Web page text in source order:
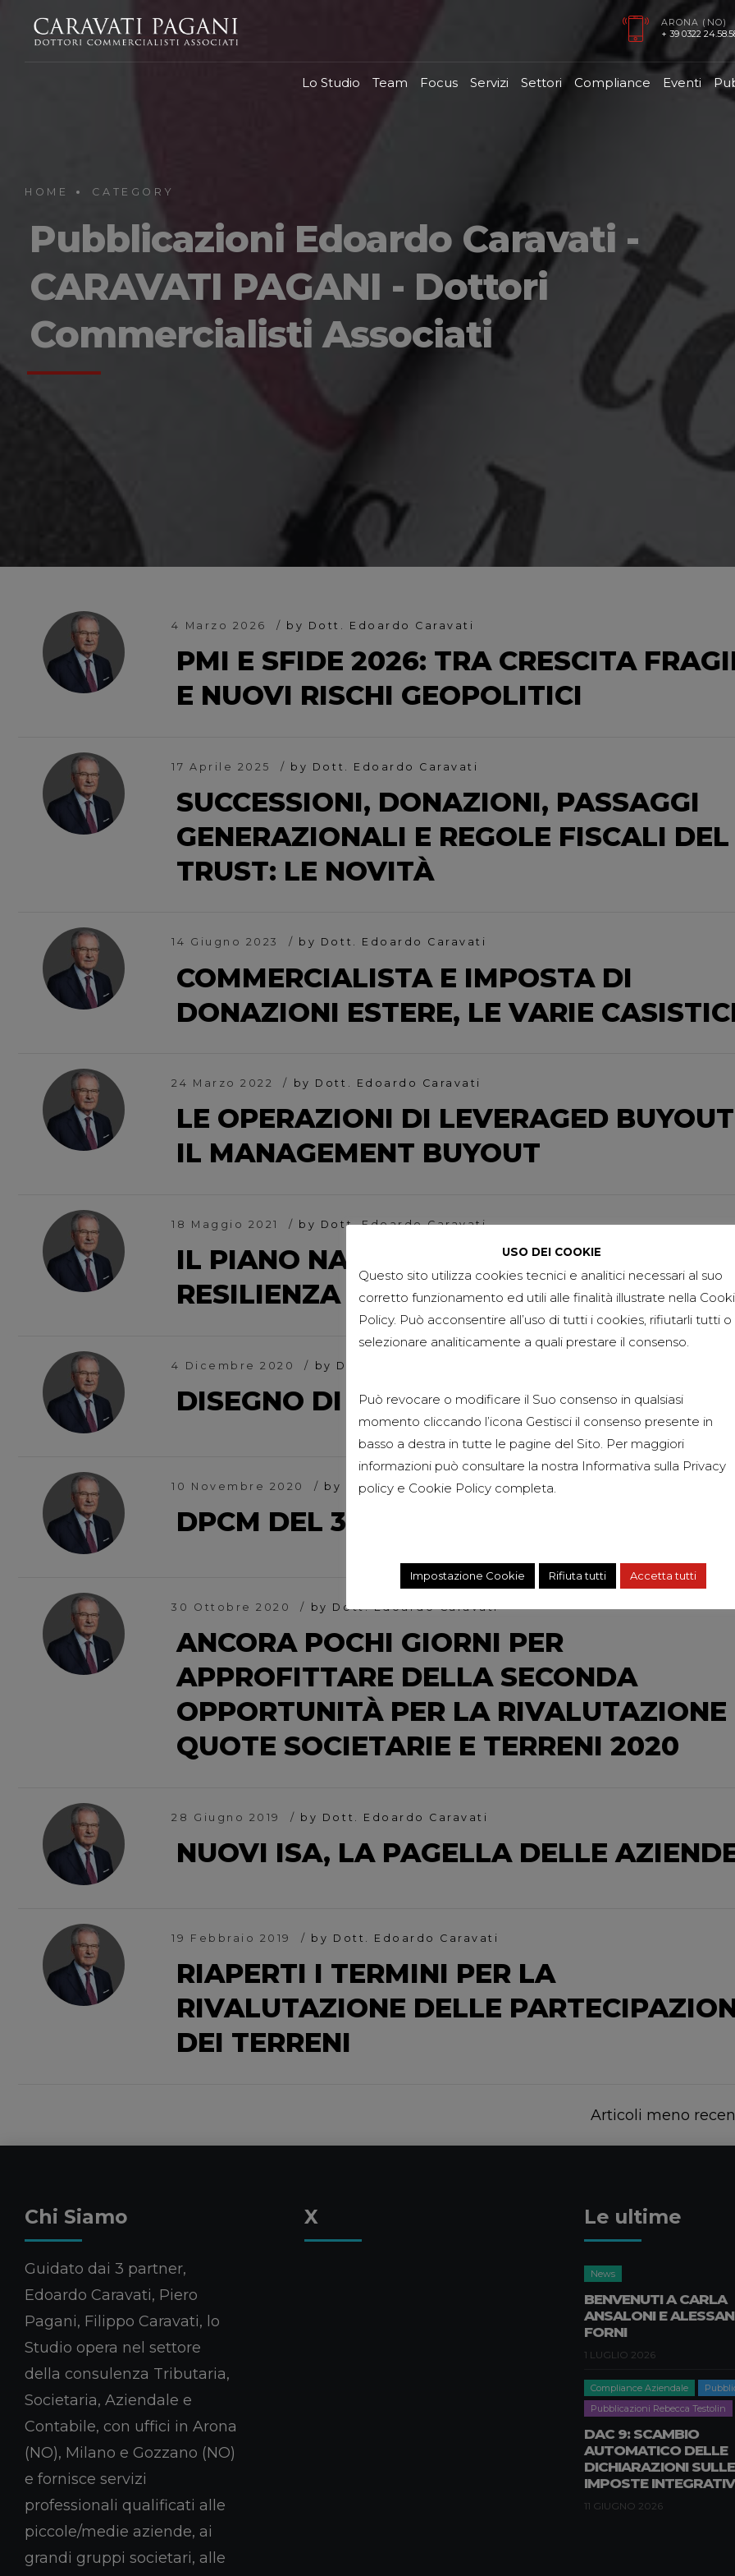
ARONA (NO)
+ 39 0322
Lo Studio Team Focus Servizi Settori Compliance Eventi
HOME CATEGORY
Pubblicazioni Edoardo Caravati -
CARAVATI PAGANI - Dottori
Commercialisti Associati
4 Marzo 2026 by Dott. Edoardo Caravati
PMI E SFIDE 2026: TRA CRESCITA
E NUOVI RISCHI GEOPOLITICI
17 Aprile 2025 by Dott. Edoardo Caravati
SUCCESSIONI, DONAZIONI, PASSAGGI
GENERAZIONALI E REGOLE FISCALI DEL
TRUST: LE NOVITÀ
14 Giugno 2023 by Dott. Edoardo Caravati
COMMERCIALISTA E IMPOSTA DI
DONAZIONI ESTERE, LE VARIE
24 Marzo 2022 by Dott. Edoardo Caravati
LE OPERAZIONI DI LEVERAGED
IL MANAGEMENT BUYOUT
18 Maggio 2021 by Dott. Edoardo Caravati
IL PIANO NAZIONALE DI RIPRESA E
RESILIENZA
4 Dicembre 2020 by Dott. Edoardo Caravati
DISEGNO DI LEGGE DI BILANCIO 2021
10 Novembre 2020 by Dott. Edoardo Caravati
DPCM DEL 3 NOVEMBRE 2020 – COVID19
30 Ottobre 2020 by Dott. Edoardo Caravati
ANCORA POCHI GIORNI PER
APPROFITTARE DELLA SECONDA
OPPORTUNITÀ PER LA RIVALUTAZIONE
QUOTE SOCIETARIE E TERRENI 2020
28 Giugno 2019 by Dott. Edoardo Caravati
NUOVI ISA, LA PAGELLA DELLE
19 Febbraio 2019 by Dott. Edoardo Caravati
RIAPERTI I TERMINI PER LA
RIVALUTAZIONE DELLE
DEI TERRENI
Articoli meno
Chi Siamo
Guidato dai 3 partner,
Edoardo Caravati, Piero
Pagani, Filippo Caravati, lo
Studio opera nel settore
della consulenza Tributaria,
Societaria, Aziendale e
Contabile, con uffici in Arona
(NO), Milano e Gozzano (NO)
e fornisce servizi
professionali qualificati alle
piccole/medie aziende, ai
grandi gruppi societari, alle
X Le ultime
News
BENVENUTI A CARLA
ANSALONI E
FORNI
1 LUGLIO 2026
Compliance Aziendale
Pubblicazioni Rebecca Testolin
DAC 9: SCAMBIO
AUTOMATICO DELLE
DICHIARAZIONI SULLE
IMPOSTE
11 GIUGNO 2026
USO DEI COOKIE
Questo sito utilizza cookies tecnici e analitici necessari al suo
corretto funzionamento ed utili alle finalità illustrate nella
Policy. Può acconsentire all’uso di tutti i cookies, rifiutarli tutti o
selezionare analiticamente a quali prestare il consenso.
Può revocare o modificare il Suo consenso in qualsiasi
momento cliccando l’icona Gestisci il consenso presente in
basso a destra in tutte le pagine del Sito. Per maggiori
informazioni può consultare la nostra Informativa sulla Privacy
policy e Cookie Policy completa.
Impostazione Cookie Rifiuta tutti Accetta tutti